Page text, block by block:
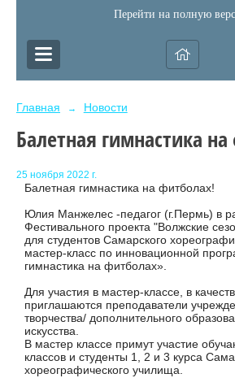
Перейти на полную
Главная → Новости
Балетная гимнастика
25 ноября 2022 г.
Балетная гимнастика на фитболах!
Юлия Манжелес -педагог (г.Пермь) в
Фестивального проекта "Волжские
для студентов Самарского
мастер-класс по инновационной
гимнастика на фитболах».
Для участия в мастер-классе, в
приглашаются преподаватели
творчества/ дополнительного
искусства.
В мастер классе примут участие
классов и студенты 1, 2 и 3 курса
хореографического училища.